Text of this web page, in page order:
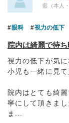
藍（本人
眼科 視力の低下
院内は綺麗で待ち
視力の低下が気に
小児も一緒に見
院内はとても綺
寧にして頂きま
ま...